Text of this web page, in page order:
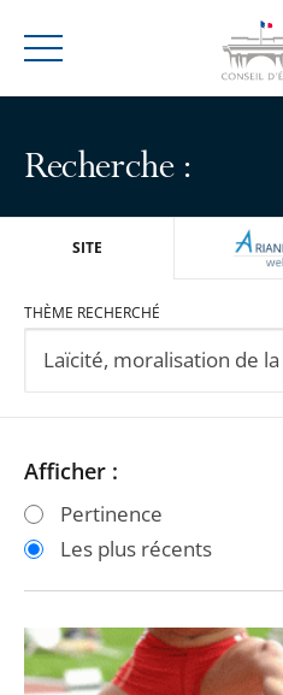
Menu
Recherche :
SITE
THÈME RECHERCHÉ
Passer
les
filtres
après
Passer
les
filtres
avant
Afficher :
Pertinence
Les plus récents
Le
Conseil